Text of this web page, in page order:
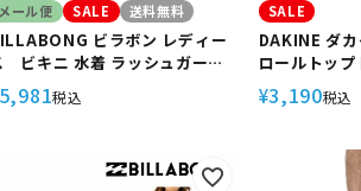
メール便 SALE 送料無料
ビラボン レディー
ビキニ 水着 ラッシュガード
ピース ビーチウェア 紫外線
サーフィン サーフィン 長袖
5,981税込
SALE
DAKINE ダ
ロールトッ
ROLLTOP
¥3,190税込